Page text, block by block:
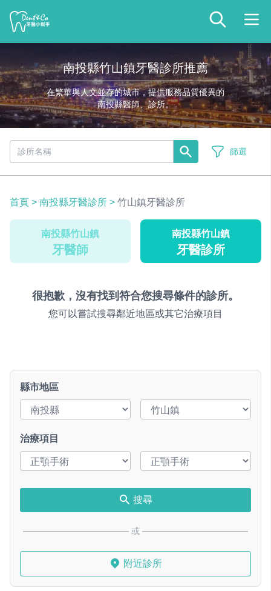
南投縣竹山鎮牙醫診所推薦
在繁華與人文並存的城市，提供服務品質優異的
南投縣醫師、診所。
篩選
首頁 > 南投縣牙醫診所 > 竹山鎮牙醫診所
南投縣竹山鎮
牙醫師
南投縣竹山鎮
牙醫診所
很抱歉，沒有找到符合您搜尋條件的診所。
您可以嘗試搜尋鄰近地區或其它治療項目
縣市地區
治療項目
搜尋
或
附近診所